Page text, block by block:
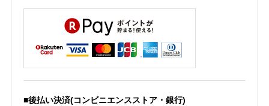
■後払い決済(コンビニエンスストア・銀行)